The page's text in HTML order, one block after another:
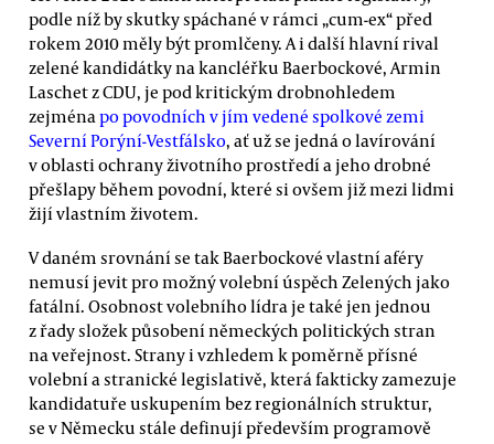
podle níž by skutky spáchané v rámci „cum-ex“ před
rokem 2010 měly být promlčeny. A i další hlavní rival
zelené kandidátky na kancléřku Baerbockové, Armin
Laschet z CDU, je pod kritickým drobnohledem
zejménapo povodních v jím vedené spolkové zemi
Severní Porýní-Vestfálsko, ať už se jedná o lavírování
v oblasti ochrany životního prostředí a jeho drobné
přešlapy během povodní, které si ovšem již mezi lidmi
žijí vlastním životem.
V daném srovnání se tak Baerbockové vlastní aféry
nemusí jevit pro možný volební úspěch Zelených jako
fatální. Osobnost volebního lídra je také jen jednou
z řady složek působení německých politických stran
na veřejnost. Strany i vzhledem k poměrně přísné
volební a stranické legislativě, která fakticky zamezuje
kandidatuře uskupením bez regionálních struktur,
se v Německu stále definují především programově